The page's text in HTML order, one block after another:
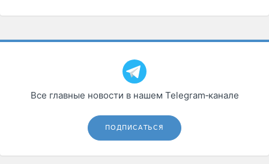
Все главные новости в нашем Telegram‑канале
ПОДПИСАТЬСЯ